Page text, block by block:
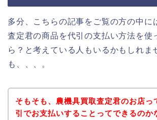
多分、こちらの記事をご覧の方の中に
査定君の商品を代引の支払い方法を使
ら？と考えている人もいるかもしれま
も、、、。
そもそも、農機具買取査定君のお店っ
引でお支払いすることってできるのか